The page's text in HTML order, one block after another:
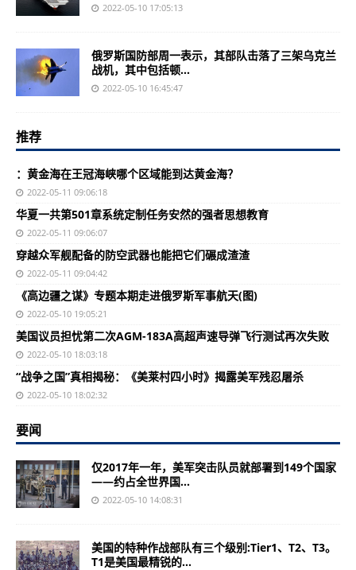
2022-05-10 17:05:13
俄罗斯国防部周一表示，其部队击落了三架乌克兰
战机，其中包括顿...
2022-05-10 16:45:47
推荐
：黄金海在王冠海峡哪个区域能到达黄金海？
2022-05-11 09:06:18
华夏一共第501章系统定制任务安然的强者思想教育
2022-05-11 09:06:07
穿越众军舰配备的防空武器也能把它们碾成渣渣
2022-05-11 09:04:42
《高边疆之谋》专题本期走进俄罗斯军事航天(图)
2022-05-10 19:05:21
美国议员担忧第二次AGM-183A高超声速导弹飞行测试再次失败
2022-05-10 18:03:18
“战争之国”真相揭秘：《美莱村四小时》揭露美军残忍屠杀
2022-05-10 18:02:32
要闻
仅2017年一年，美军突击队员就部署到149个国家
——约占全世界国...
2022-05-10 14:08:31
美国的特种作战部队有三个级别:Tier1、T2、T3。
T1是美国最精锐的...